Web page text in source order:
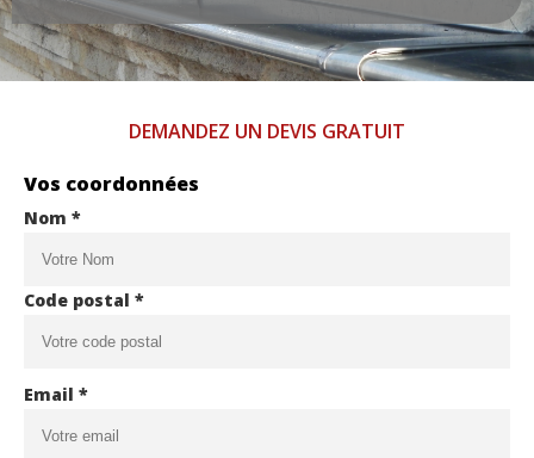
DEMANDEZ UN DEVIS GRATUIT
Vos coordonnées
Nom *
Code postal *
Email *